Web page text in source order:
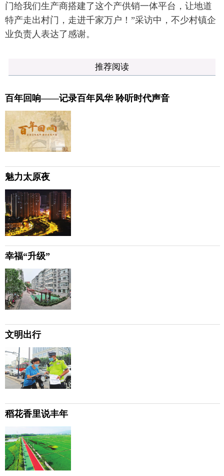
门给我们生产商搭建了这个产供销一体平台，让地道
特产走出村门，走进千家万户！”采访中，不少村镇企
业负责人表达了感谢。
推荐阅读
百年回响——记录百年风华 聆听时代声音
魅力太原夜
幸福“升级”
文明出行
稻花香里说丰年